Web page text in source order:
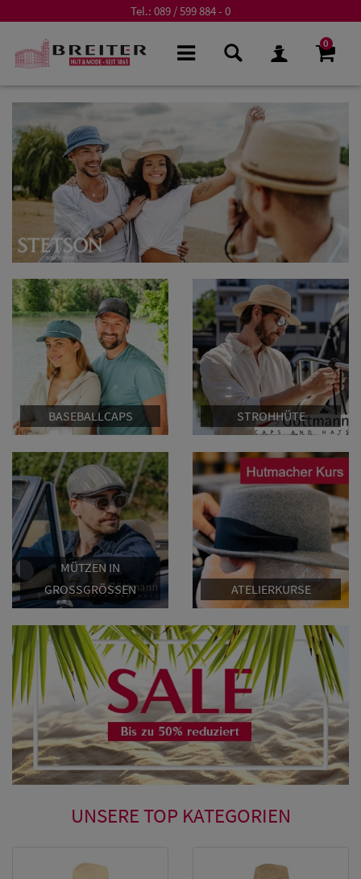
Tel.: 089 / 599 884 - 0
0
Herren Caps
Herren
BASEBALLCAPS STROHHÜTE
MÜTZEN IN
GROSSGRÖSSEN
ATELIERKURSE
UNSERETOP KATEGORIEN